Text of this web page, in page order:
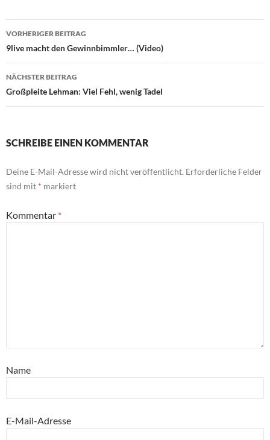
Beitragsnavigation
VORHERIGER BEITRAG
9live macht den Gewinnbimmler… (Video)
NÄCHSTER BEITRAG
Großpleite Lehman: Viel Fehl, wenig Tadel
SCHREIBE EINEN KOMMENTAR
Deine E-Mail-Adresse wird nicht veröffentlicht. Erforderliche Felder
sind mit * markiert
Kommentar *
Name
E-Mail-Adresse